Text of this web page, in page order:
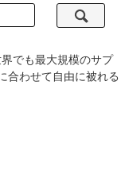
でも最大規模のサプ
合わせて自由に被れる